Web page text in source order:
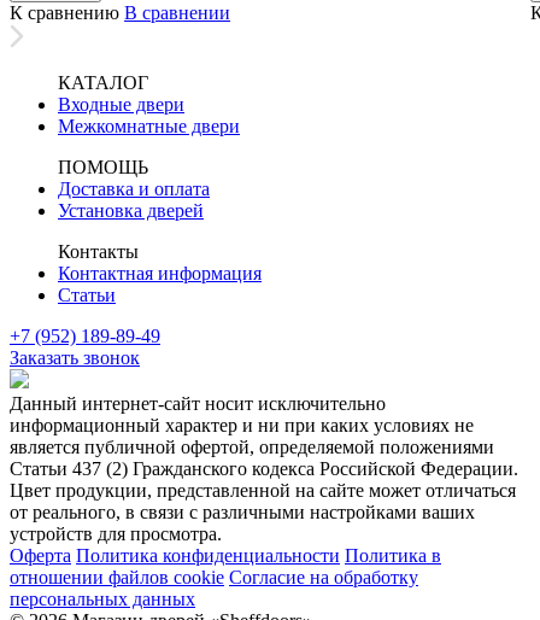
К сравнению В сравнении
КАТАЛОГ
Входные двери
Межкомнатные двери
ПОМОЩЬ
Доставка и оплата
Установка дверей
Контакты
Контактная информация
Статьи
+7 (952) 189-89-49
Заказать звонок
Данный интернет-сайт носит исключительно
информационный характер и ни при каких условиях не
является публичной офертой, определяемой положениями
Статьи 437 (2) Гражданского кодекса Российской Федерации.
Цвет продукции, представленной на сайте может отличаться
от реального, в связи с различными настройками ваших
устройств для просмотра.
Оферта Политика конфиденциальности Политика в
отношении файлов cookie Согласие на обработку
персональных данных